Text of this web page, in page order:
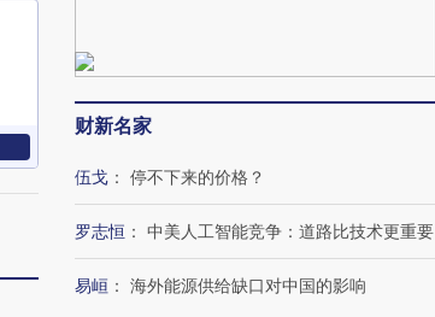
财新名家
伍戈 ： 停不下来的价格？
罗志恒 ： 中美人工智能竞争：道路比技术更重要
易峘 ： 海外能源供给缺口对中国的影响